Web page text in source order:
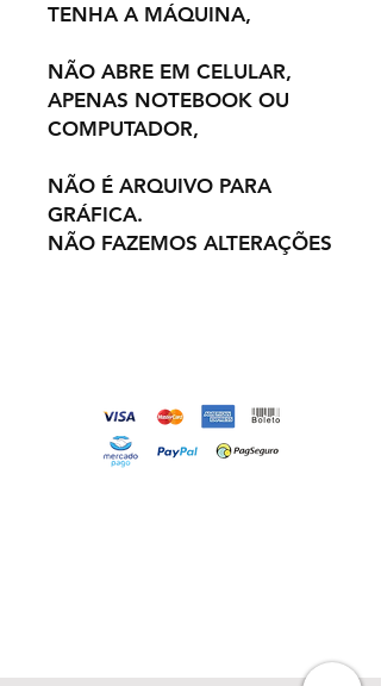
TENHA A MÁQUINA,
NÃO ABRE EM CELULAR,
APENAS NOTEBOOK OU
COMPUTADOR,
NÃO É ARQUIVO PARA
GRÁFICA.
NÃO FAZEMOS ALTERAÇÕES